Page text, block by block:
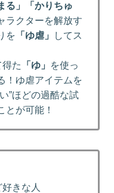
る」「かりちゅ
ラクターを解放す
を 「ゆ虐」
してス
た
「ゆ」 を使っ
！ゆ虐アイテムを
”ほどの過酷な試
とが可能！
きな人